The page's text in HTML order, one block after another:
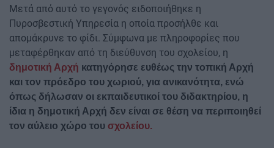
Μετά από αυτό το γεγονός ειδοποιήθηκε η
Πυροσβεστική Υπηρεσία η οποία προσήλθε και
απομάκρυνε το φίδι. Σύμφωνα με πληροφορίες που
μεταφέρθηκαν από τη διεύθυνση του σχολείου, η
δημοτική Αρχή κατηγόρησε ευθέως την τοπική Αρχή
και τον πρόεδρο του χωριού, για ανικανότητα, ενώ
όπως δήλωσαν οι εκπαιδευτικοί του διδακτηρίου, η
ίδια η δημοτική Αρχή δεν είναι σε θέση να περιποιηθεί
τον αύλειο χώρο του σχολείου.